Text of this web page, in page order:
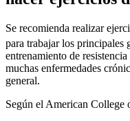
Se recomienda realizar
para trabajar los principales
entrenamiento de
muchas enfermedades
general.
Según el American